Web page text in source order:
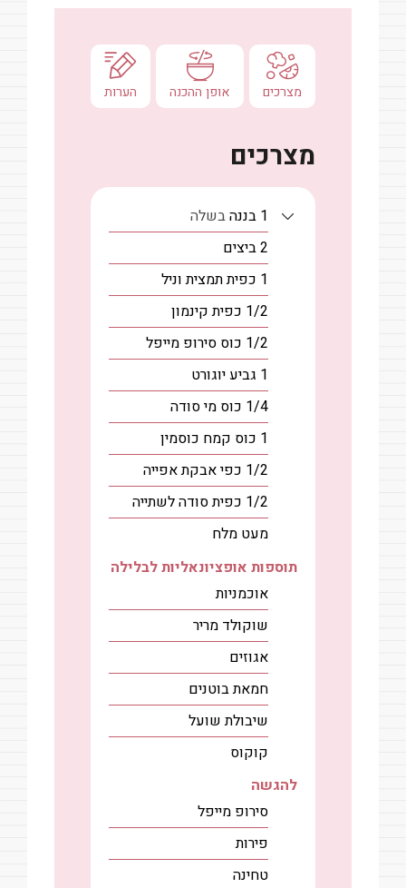
מצרכים אופן ההכנה הערות
מצרכים
1 בננהבשלה
2ביצים
1 כפיתתמצית וניל
1/2 כפית קינמון
1/2 כוס סירופ מייפל
1 גביע יוגורט
1/4 כוס מי סודה
1 כוס קמח כוסמין
1/2 כפיאבקת אפייה
1/2 כפיתסודה לשתייה
מעט מלח
תוספות אופציונאליות לבלילה
אוכמניות
שוקולד מריר
אגוזים
חמאת בוטנים
שיבולת שועל
קוקוס
להגשה
סירופ מייפל
פירות
טחינה